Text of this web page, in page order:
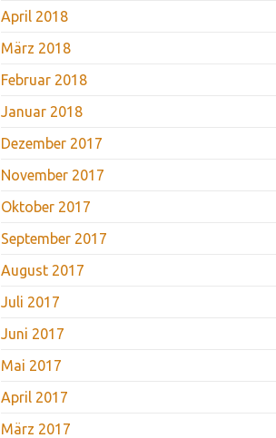
April 2018
März 2018
Februar 2018
Januar 2018
Dezember 2017
November 2017
Oktober 2017
September 2017
August 2017
Juli 2017
Juni 2017
Mai 2017
April 2017
März 2017